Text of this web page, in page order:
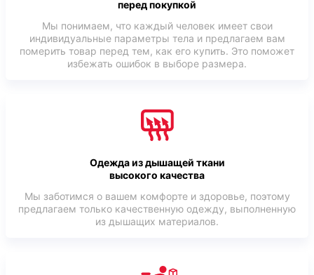
перед покупкой
Мы понимаем, что каждый человек имеет свои
индивидуальные параметры тела и предлагаем вам
померить товар перед тем, как его купить. Это поможет
избежать ошибок в выборе размера.
Одежда из дышащей ткани
высокого качества
Мы заботимся о вашем комфорте и здоровье, поэтому
предлагаем только качественную одежду, выполненную
из дышащих материалов.